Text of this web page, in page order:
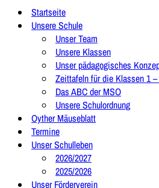
Startseite
Unsere Schule
Unser Team
Unsere Klassen
Unser pädagogisches
Zeittafeln für die Klassen 1
Das ABC der MSO
Unsere Schulordnung
Oyther Mäuseblatt
Termine
Unser Schulleben
2026/2027
2025/2026
Unser Förderverein